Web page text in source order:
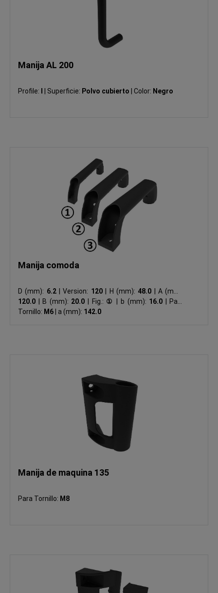
Manija AL 200
Profile: Superficie: Polvo cubierto Color: Negro
Manija comoda
D (mm): 6.2 Version: 120 H (mm): 48.0
A (mm):
120.0
B (mm): 20.0 Fig.: ① b (mm): 16.0
Para
Tornillo: M6 a (mm): 142.0
Manija de maquina 135
Para Tornillo: M8